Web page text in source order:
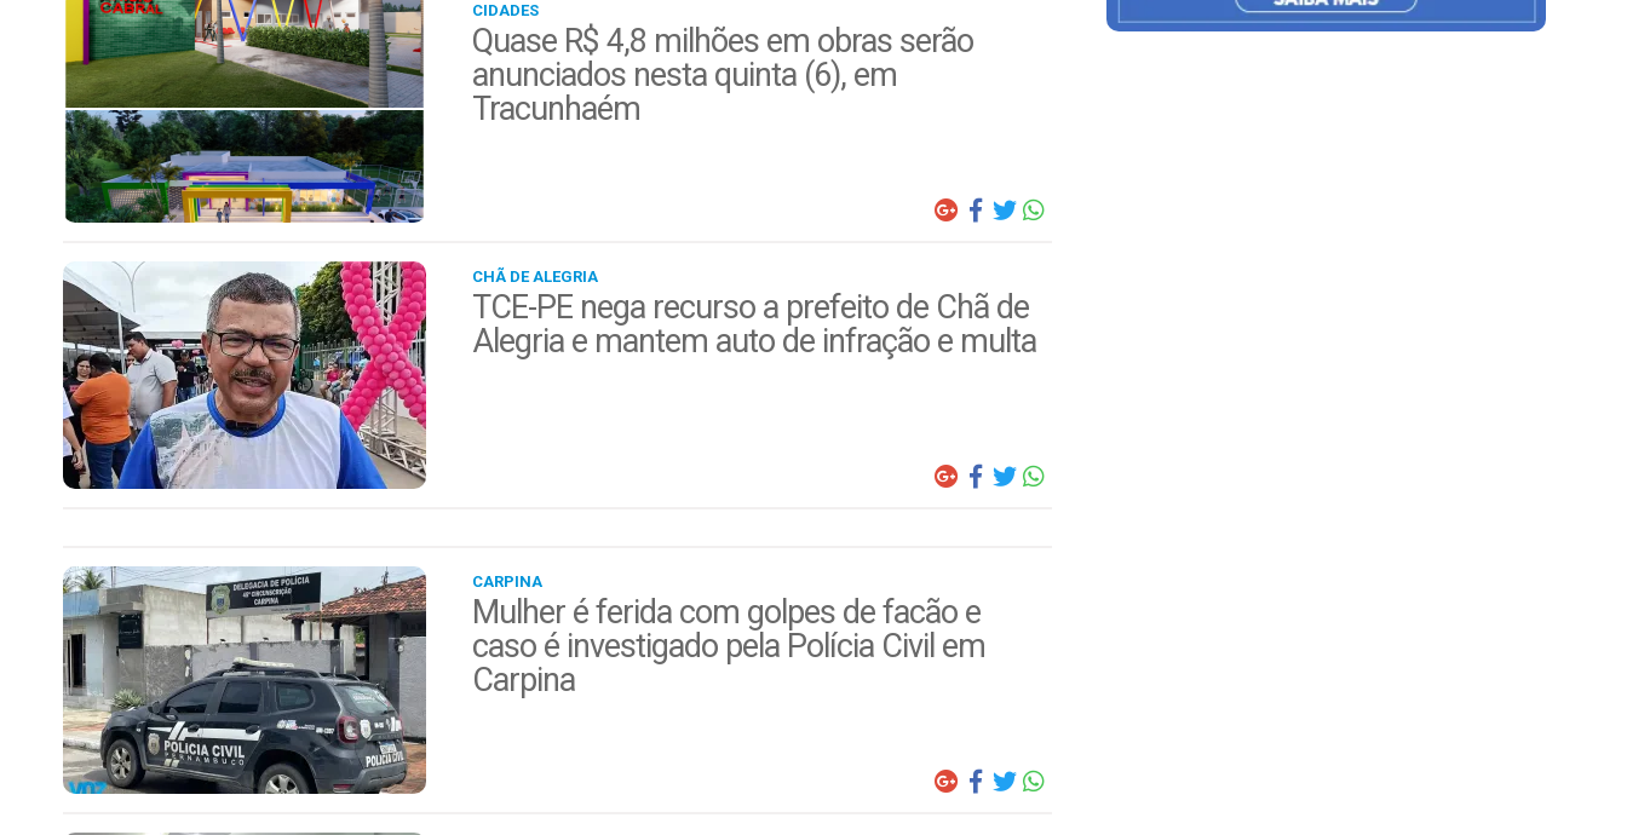
CIDADES
Quase R$ 4,8 milhões em obras serão
anunciados nesta quinta (6), em
Tracunhaém
CHÃ DE ALEGRIA
TCE-PE nega recurso a prefeito de Chã de
Alegria e mantem auto de infração e multa
CARPINA
Mulher é ferida com golpes de facão e
caso é investigado pela Polícia Civil em
Carpina